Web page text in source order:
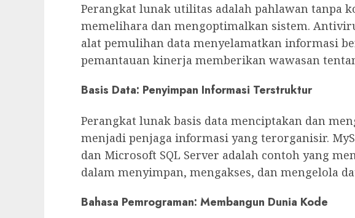
Perangkat lunak utilitas adalah pahlawan tanpa
memelihara dan mengoptimalkan sistem.
alat pemulihan data menyelamatkan informasi
pemantauan kinerja memberikan wawasan
Basis Data: Penyimpan Informasi Terstruktur
Perangkat lunak basis data menciptakan dan
menjadi penjaga informasi yang terorganisir.
dan Microsoft SQL Server adalah contoh yang
dalam menyimpan, mengakses, dan mengelola
Bahasa Pemrograman: Membangun Dunia Kode